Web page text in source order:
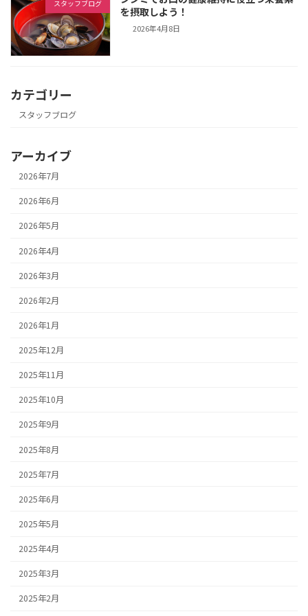
スタッフブログ
を摂取しよう！
2026年4月8日
カテゴリー
スタッフブログ
アーカイブ
2026年7月
2026年6月
2026年5月
2026年4月
2026年3月
2026年2月
2026年1月
2025年12月
2025年11月
2025年10月
2025年9月
2025年8月
2025年7月
2025年6月
2025年5月
2025年4月
2025年3月
2025年2月